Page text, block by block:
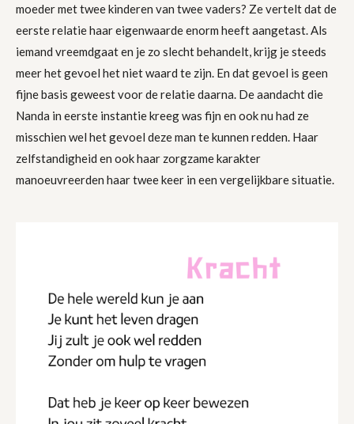
moeder met twee kinderen van twee vaders? Ze vertelt dat de
eerste relatie haar eigenwaarde enorm heeft aangetast. Als
iemand vreemdgaat en je zo slecht behandelt, krijg je steeds
meer het gevoel het niet waard te zijn. En dat gevoel is geen
fijne basis geweest voor de relatie daarna. De aandacht die
Nanda in eerste instantie kreeg was fijn en ook nu had ze
misschien wel het gevoel deze man te kunnen redden. Haar
zelfstandigheid en ook haar zorgzame karakter
manoeuvreerden haar twee keer in een vergelijkbare situatie.